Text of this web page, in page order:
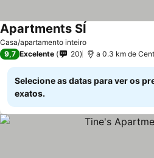
Casa/apartamento inteiro
Apartments SÍ
9,7 Excelente 20 a 0.3 km de
Selecione as datas para ver os
exatos.